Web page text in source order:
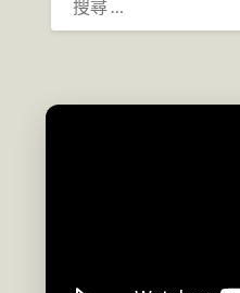
尋：